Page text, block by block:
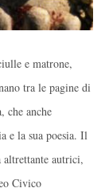
e matrone,
tra le pagine di
che anche
e la sua poesia. Il
autrici,
Civico